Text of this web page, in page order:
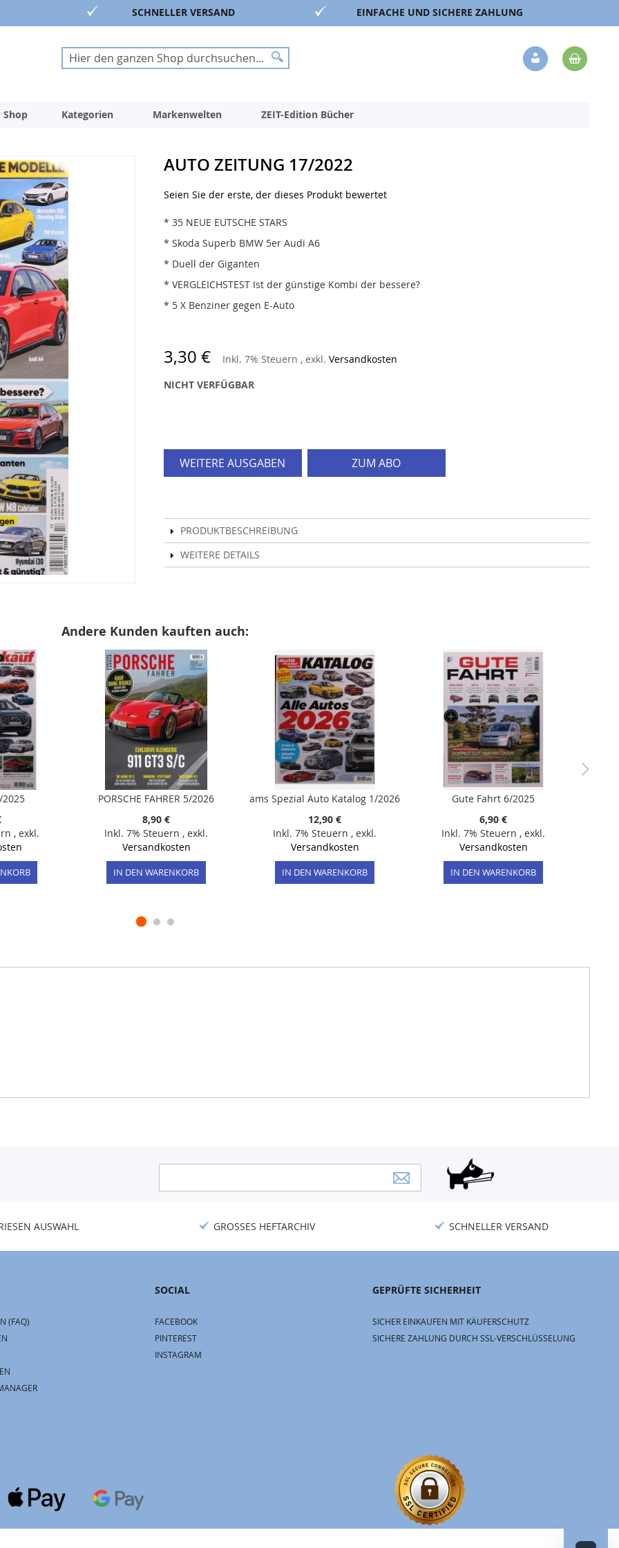
SCHNELLER VERSAND EINFACHE UND SICHERE ZAHLUNG
Suche
Suche
Veränderung
Shop Kategorien Markenwelten ZEIT-Edition Bücher
AUTO ZEITUNG 17/2022
Seien Sie der erste, der dieses Produkt bewertet
* 35 NEUE EUTSCHE STARS
* Skoda Superb BMW 5er Audi A6
* Duell der Giganten
* VERGLEICHSTEST Ist der günstige Kombi der bessere?
* 5 X Benziner gegen E-Auto
3,30 € Inkl. 7% Steuern , exkl. Versandkosten
NICHT VERFÜGBAR
WEITERE AUSGABEN ZUM ABO
PRODUKTBESCHREIBUNG
WEITERE DETAILS
Andere Kunden kauften auch:
, exkl.
PORSCHE FAHRER 5/2026
8,90 €
Inkl. 7% Steuern , exkl.
Versandkosten
IN DEN WARENKORB
ams Spezial Auto Katalog 1/2026
12,90 €
Inkl. 7% Steuern , exkl.
Versandkosten
IN DEN WARENKORB
Gute Fahrt 6/2025
6,90 €
Inkl. 7% Steuern , exkl.
Versandkosten
IN DEN WARENKORB
Newsletter:
AUSWAHL GROSSES HEFTARCHIV SCHNELLER VERSAND
(FAQ)
SOCIAL
FACEBOOK
PINTEREST
INSTAGRAM
GEPRÜFTE SICHERHEIT
SICHER EINKAUFEN MIT KÄUFERSCHUTZ
SICHERE ZAHLUNG DURCH SSL-VERSCHLÜSSELUNG